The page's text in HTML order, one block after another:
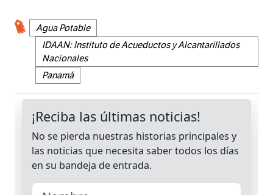
Agua Potable
IDAAN: Instituto de Acueductos y Alcantarillados
Nacionales
Panamá